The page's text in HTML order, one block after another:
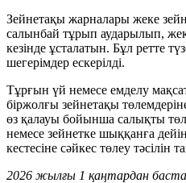
Зейнетақы жарналары жеке
салынбай тұрып аударылып,
кезінде ұсталатын. Бұл ретте
шегерімдер ескерілді.
Тұрғын үй немесе емделу
біржолғы зейнетақы
өз қалауы бойынша салықты
немесе зейнетке шыққанға
кестесіне сәйкес төлеу тәсілін
2026 жылғы 1 қаңтардан